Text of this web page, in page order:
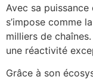
Avec sa
s’impose comme
milliers de
une réactivité
Grâce à son